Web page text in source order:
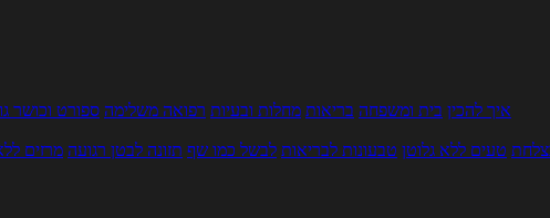
איך להכין בית ומשפחה בריאות מחלות ובעיות רפואה משלימה ספורט וכושר
טעים ללא גלוטן טבעונות לבריאות לבשל כמו שף תזונה לבטן רגועה מרזים